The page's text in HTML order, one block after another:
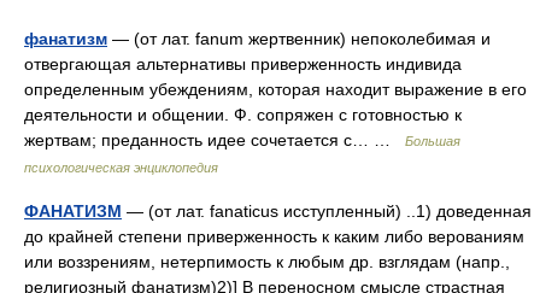
фанатизм — (от лат. fanum жертвенник) непоколебимая и
отвергающая альтернативы приверженность индивида
определенным убеждениям, которая находит выражение в его
деятельности и общении. Ф. сопряжен с готовностью к
жертвам; преданность идее сочетается с… …
Большая
психологическая энциклопедия
ФАНАТИЗМ — (от лат. fanaticus исступленный) ..1) доведенная
до крайней степени приверженность к каким либо верованиям
или воззрениям, нетерпимость к любым др. взглядам (напр.,
религиозный фанатизм)2)] В переносном смысле страстная